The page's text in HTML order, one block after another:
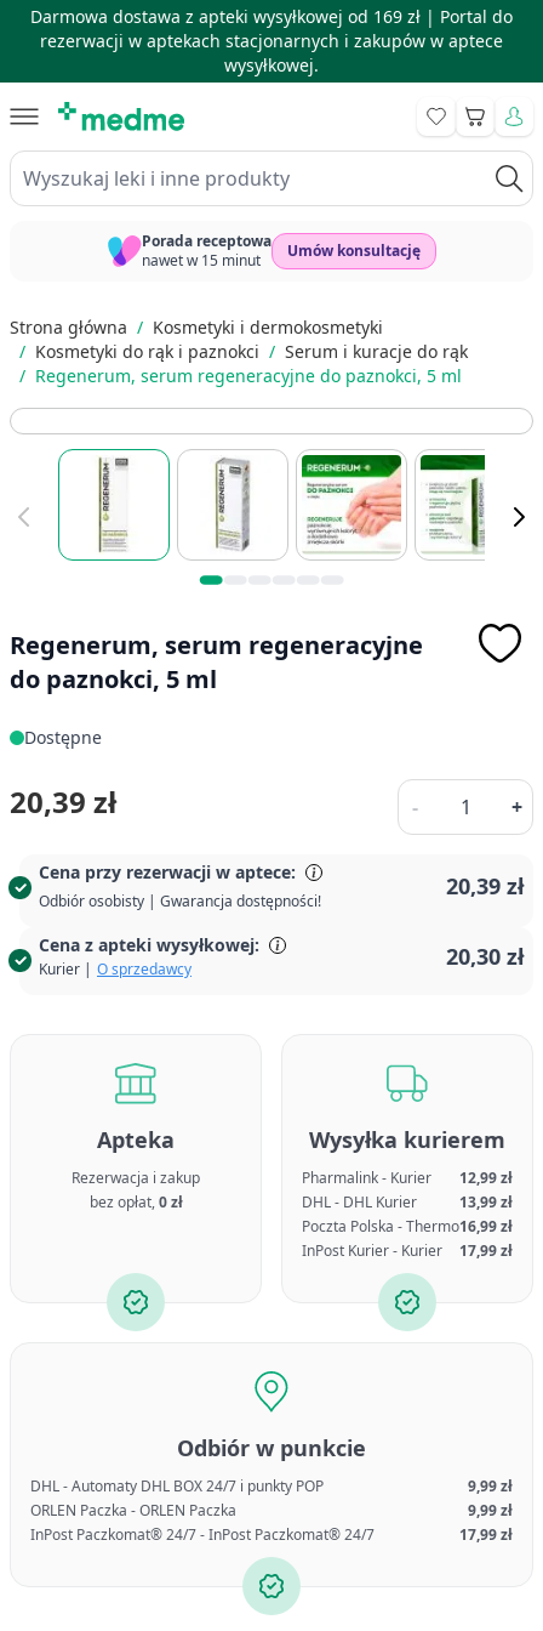
Darmowa dostawa z apteki wysyłkowej od 169 zł | Portal do
rezerwacji w aptekach stacjonarnych i zakupów w aptece
wysyłkowej.
Wyszukaj leki i inne produkty
Koszyk
Porada receptowa
nawet w 15 minut
Umów konsultację
Strona główna / Kosmetyki i dermokosmetyki
/ Kosmetyki do rąk i paznokci / Serum i kuracje do rąk
/ Regenerum, serum regeneracyjne do paznokci, 5 ml
Regenerum, serum regeneracyjne
do paznokci, 5 ml
Dostępne
Cena przy rezerwacji w aptece:
Odbiór osobisty | Gwarancja dostępności!
20,39 zł
Cena z apteki wysyłkowej:
Kurier | O sprzedawcy 20,30 zł
20,39 zł -
Ilość
+
Apteka
Rezerwacja i zakup
bez opłat,0 zł
Wysyłka kurierem
Pharmalink - Kurier
12,99 zł
DHL - DHL Kurier
13,99 zł
Poczta Polska - Thermo16,99 zł
InPost Kurier - Kurier
17,99 zł
Odbiór w punkcie
DHL - Automaty DHL BOX 24/7 i punkty POP
9,99 zł
ORLEN Paczka - ORLEN Paczka
9,99 zł
InPost Paczkomat® 24/7 - InPost Paczkomat® 24/7
17,99 zł